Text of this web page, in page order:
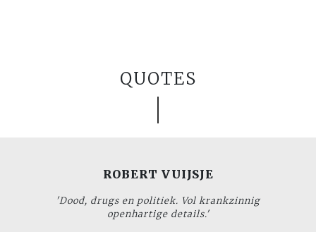
QUOTES
ROBERT VUIJSJE
'Dood, drugs en politiek. Vol krankzinnig
openhartige details.'